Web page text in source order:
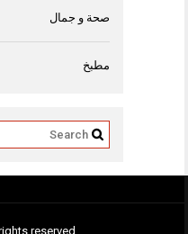
صحة و جمال
مطبخ
reserved